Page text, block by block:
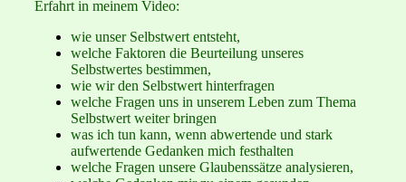
Erfahrt in meinem Video:
wie unser Selbstwert entsteht,
welche Faktoren die Beurteilung unseres
Selbstwertes bestimmen,
wie wir den Selbstwert hinterfragen
welche Fragen uns in unserem Leben zum Thema
Selbstwert weiter bringen
was ich tun kann, wenn abwertende und stark
aufwertende Gedanken mich festhalten
welche Fragen unsere Glaubenssätze analysieren,